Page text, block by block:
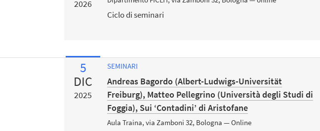
2026
Ciclo di seminari
5
DIC
2025
SEMINARI
Andreas Bagordo (Albert-Ludwigs-Universität
Freiburg), Matteo Pellegrino (Università degli Studi di
Foggia), Sui ‘Contadini’ di Aristofane
Aula Traina, via Zamboni 32, Bologna — Online